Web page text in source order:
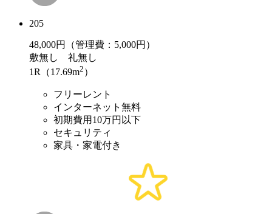
205
48,000円（管理費：5,000円）
敷無し 礼無し
1R（17.69m2 ）
フリーレント
インターネット無料
初期費用10万円以下
セキュリティ
家具・家電付き